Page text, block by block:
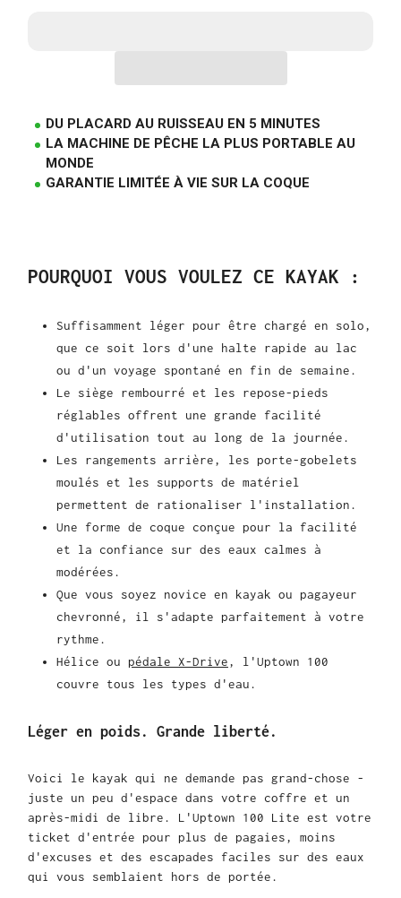
POURQUOI VOUS VOULEZ CE KAYAK :
Suffisamment léger pour être chargé en solo,
que ce soit lors d'une halte rapide au lac
ou d'un voyage spontané en fin de semaine.
Le siège rembourré et les repose-pieds
réglables offrent une grande facilité
d'utilisation tout au long de la journée.
Les rangements arrière, les porte-gobelets
moulés et les supports de matériel
permettent de rationaliser l'installation.
Une forme de coque conçue pour la facilité
et la confiance sur des eaux calmes à
modérées.
Que vous soyez novice en kayak ou pagayeur
chevronné, il s'adapte parfaitement à votre
rythme.
Hélice ou pédale X-Drive, l'Uptown 100
couvre tous les types d'eau.
Léger en poids. Grande liberté.
Voici le kayak qui ne demande pas grand-chose -
juste un peu d'espace dans votre coffre et un
après-midi de libre. L'Uptown 100 Lite est votre
ticket d'entrée pour plus de pagaies, moins
d'excuses et des escapades faciles sur des eaux
qui vous semblaient hors de portée.
DU PLACARD AU RUISSEAU EN 5 MINUTES
LA MACHINE DE PÊCHE LA PLUS PORTABLE AU
MONDE
GARANTIE LIMITÉE À VIE SUR LA COQUE